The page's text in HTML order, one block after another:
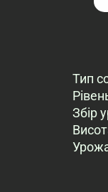
Тип
Збір